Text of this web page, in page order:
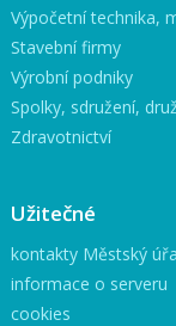
Výpočetní technika,
Stavební firmy
Výrobní podniky
Spolky, sdružení,
Zdravotnictví
Užitečné
kontakty Městský
informace o serveru
cookies